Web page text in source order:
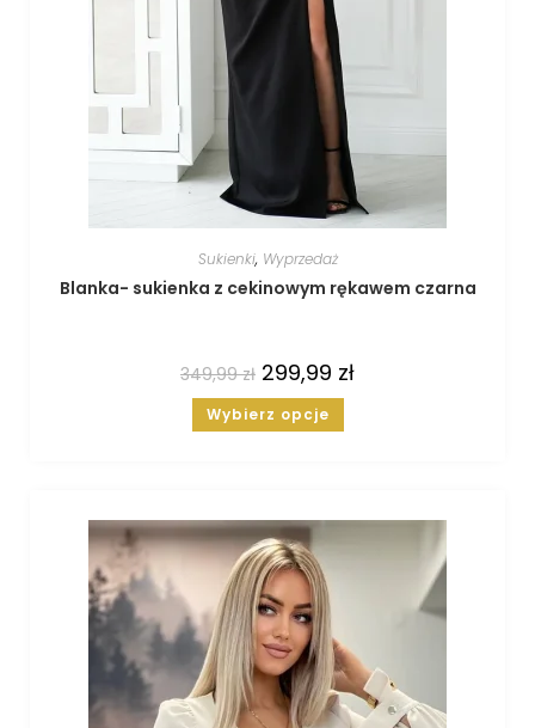
Sukienki, Wyprzedaż
Blanka- sukienka z cekinowym rękawem czarna
349,99zł 299,99 zł
Wybierz opcje